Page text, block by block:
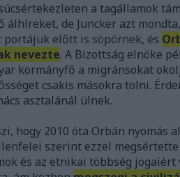
a tagállamok
de Juncker azt
portájuk előtt is söpörnek, és
nevezte. A Bizottság elnöke
kormányfő a migránsokat
csakis másokra tolni.
asztalánál ülnek.
hogy 2010 óta Orbán nyomás
szerint ezzel
és az etnikai többség